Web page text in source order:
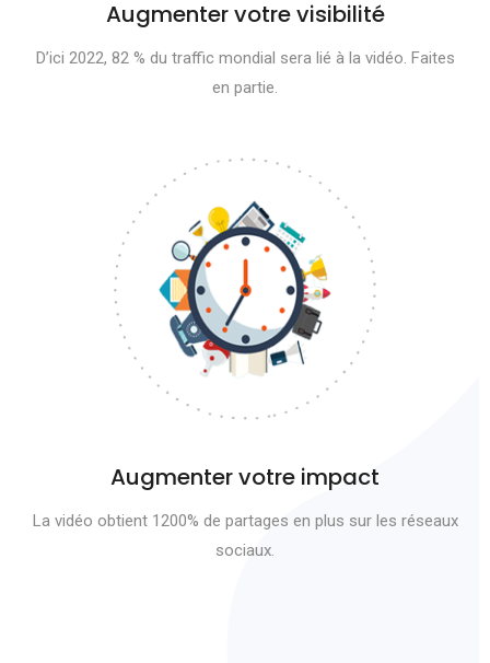
Augmenter votre visibilité
D’ici 2022, 82 % du traffic mondial sera lié à la vidéo. Faites
en partie.
Augmenter votre impact
La vidéo obtient 1200% de partages en plus sur les réseaux
sociaux.